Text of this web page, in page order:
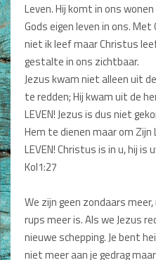
Leven. Hij komt in ons
Gods eigen leven in ons.
niet ik leef maar Christus
gestalte in ons zichtbaar.
Jezus kwam niet alleen uit
te redden; Hij kwam uit de
LEVEN! Jezus is dus niet
Hem te dienen maar om Zijn
LEVEN! Christus is in u, hij
Kol1:27
We zijn geen zondaars
rups meer is. Als we Jezus
nieuwe schepping. Je bent
niet meer aan je gedrag